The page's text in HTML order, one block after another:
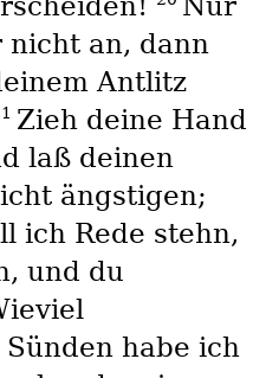
Nur
an, dann
Antlitz
Zieh deine Hand
laß deinen
ängstigen;
ich Rede stehn,
und du
habe ich